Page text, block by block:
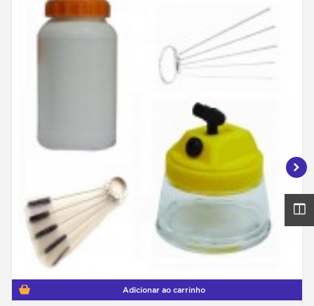
Adicionar ao carrinho